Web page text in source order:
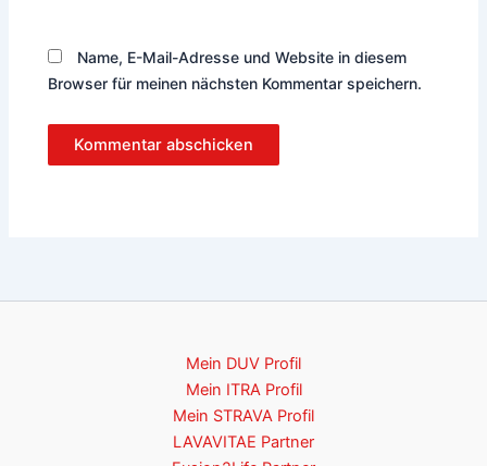
Name, E-Mail-Adresse und Website in diesem
Browser für meinen nächsten Kommentar speichern.
Mein DUV Profil
Mein ITRA Profil
Mein STRAVA Profil
LAVAVITAE Partner